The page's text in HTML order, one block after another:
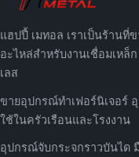
แฮปปี้ เมทอล เราเป็นร้านที่
อะไหล่สำหรับงานเชื่อมเหล็
เลส
ขายอุปกรณ์ทำเฟอร์นิเจอร์
ใช้ในครัวเรือนและโรงงาน
อุปกรณ์จับกระจกราวบันได